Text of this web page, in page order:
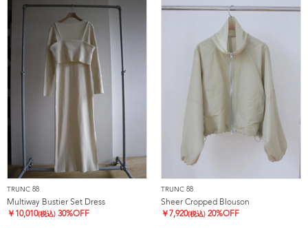
TRUNC 88
Multiway Bustier Set Dress
￥ 10,010(税込) 30%OFF
TRUNC 88
Sheer Cropped Blouson
￥ 7,920(税込) 20%OFF